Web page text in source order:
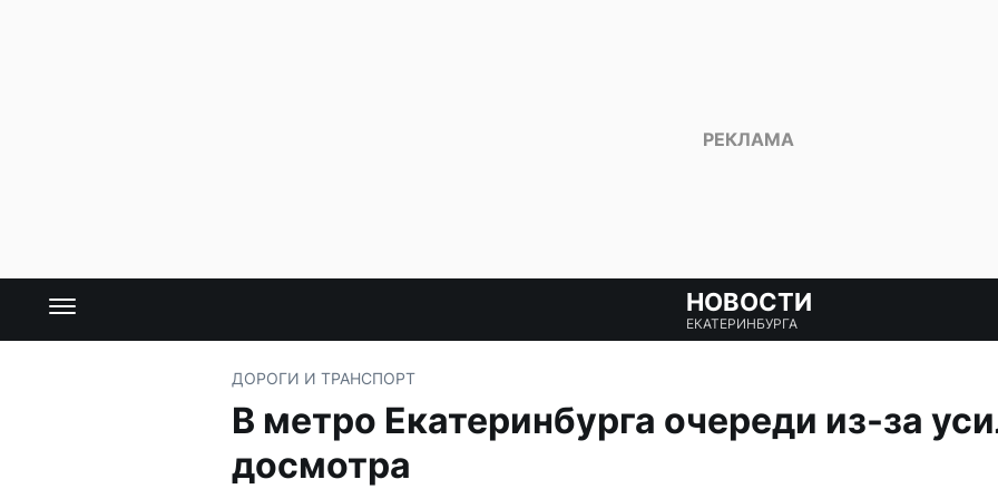
НОВОСТИ
ЕКАТЕРИНБУРГА
ДОРОГИ И ТРАНСПОРТ
В метро Екатеринбурга очереди из-за
досмотра